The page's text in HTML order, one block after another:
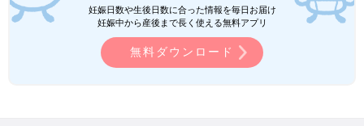
妊娠日数や生後日数に合った情報を毎日お届け
妊娠中から産後まで長く使える無料アプリ
無料ダウンロード